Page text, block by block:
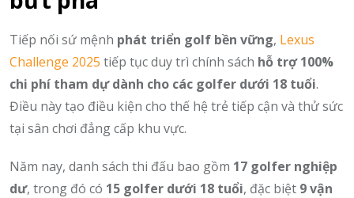
Tiếp nối sứ mệnh phát triển golf bền vững, Lexus
Challenge 2025 tiếp tục duy trì chính sách hỗ trợ 100%
chi phí tham dự dành cho các golfer dưới 18 tuổi.
Điều này tạo điều kiện cho thế hệ trẻ tiếp cận và thử sức
tại sân chơi đẳng cấp khu vực.
Năm nay, danh sách thi đấu bao gồm 17 golfer nghiệp
dư, trong đó có 15 golfer dưới 18 tuổi, đặc biệt 9 vận